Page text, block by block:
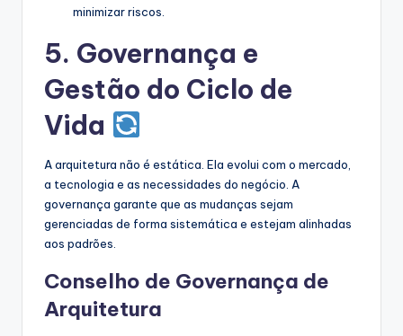
minimizar riscos.
5. Governança e
Gestão do Ciclo de
Vida
A arquitetura não é estática. Ela evolui com o mercado,
a tecnologia e as necessidades do negócio. A
governança garante que as mudanças sejam
gerenciadas de forma sistemática e estejam alinhadas
aos padrões.
Conselho de Governança de
Arquitetura